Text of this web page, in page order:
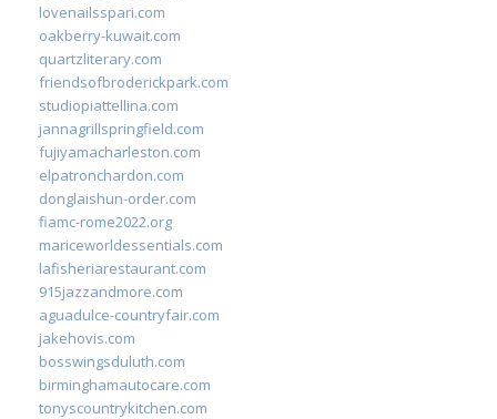
lovenailsspari.com
oakberry-kuwait.com
quartzliterary.com
friendsofbroderickpark.com
studiopiattellina.com
jannagrillspringfield.com
fujiyamacharleston.com
elpatronchardon.com
donglaishun-order.com
fiamc-rome2022.org
mariceworldessentials.com
lafisheriarestaurant.com
915jazzandmore.com
aguadulce-countryfair.com
jakehovis.com
bosswingsduluth.com
birminghamautocare.com
tonyscountrykitchen.com